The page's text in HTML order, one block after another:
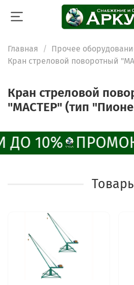
Главная Прочее
Кран стреловой поворотный
Кран стреловой
"МАСТЕР" (тип
ДО 10%